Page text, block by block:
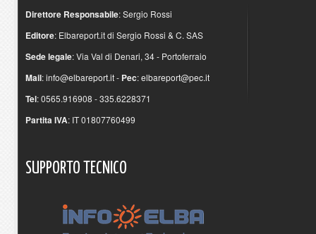
Direttore Responsabile: Sergio Rossi
Editore: Elbareport.it di Sergio Rossi & C. SAS
Sede legale: Via Val di Denari, 34 - Portoferraio
Mail:info@elbareport.it- Pec:elbareport@pec.it
Tel: 0565.916908 - 335.6228371
Partita IVA: IT 01807760499
SUPPORTO TECNICO